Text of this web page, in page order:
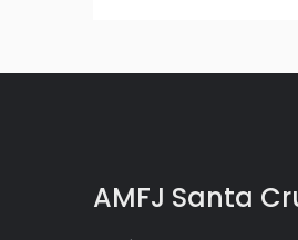
AMFJ Santa